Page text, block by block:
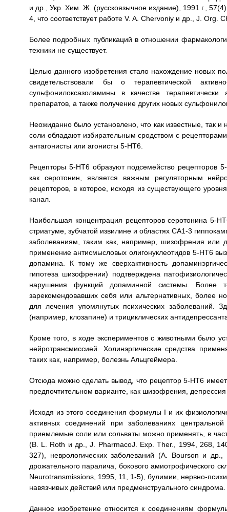
и др., Укр. Хим. Ж. (русскоязычное издание), 1991 г.,
4, что соответствует работе V. A. Chervoniy и др., J. Org.
Более подробных публикаций в отношении
техники не существует.
Целью данного изобретения стало нахождение новых
свидетельствовали бы о терапевтической
сульфонилоксазоламины в качестве
препаратов, а также получение других новых
Неожиданно было установлено, что как известные, так
соли обладают избирательным сродством с
антагонисты или агонисты 5-НТ6.
Рецепторы 5-НТ6 образуют подсемейство рецепторов
как серотонин, является важным регуляторным
рецепторов, в которое, исходя из существующего
канал.
Наибольшая концентрация рецепторов серотонина 5-
стриатуме, зубчатой извилине и областях СА1-3
заболеваниям, таким как, например, шизофрения или
применение антисмысловых олигонуклеотидов 5-НТ6
допамина. К тому же сверхактивность
гипотеза шизофрении) подтверждена
нарушения функций допаминной системы.
зарекомендовавших себя или альтернативных, более
для лечения упомянутых психических заболеваний.
(например, клозапине) и трициклических
Кроме того, в ходе экспериментов с животными было
нейротрансмиссией. Холинэргические средства
таких как, например, болезнь Альцгеймера.
Отсюда можно сделать вывод, что рецептор 5-НТ6
предпочтительном варианте, как шизофрения,
Исходя из этого соединения формулы I и их
активных соединений при заболеваниях
приемлемые соли или сольваты можно применять, в
(В. L. Roth и др., J. PharmacoJ. Exp. Ther., 1994, 268,
327), неврологических заболеваний (A. Bourson и
дрожательного паралича, бокового амиотрофического
Neurotransmissions, 1995, 11, 1-5), булимии, нервно-
навязчивых действий или предменструального синдрома.
Данное изобретение относится к соединениям